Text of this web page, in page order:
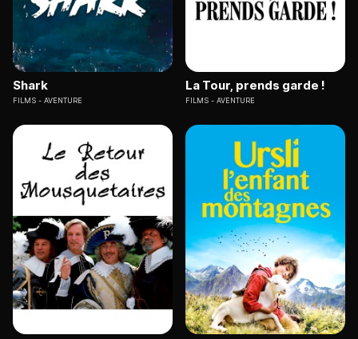
Shark
FILMS AVENTURE
La Tour, prends garde !
FILMS AVENTURE